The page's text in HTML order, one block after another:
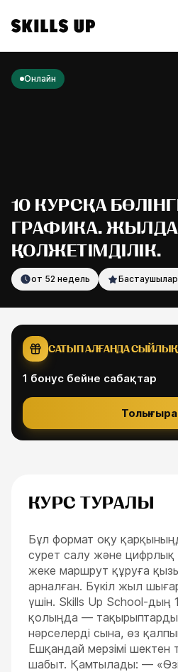
ESC
Онлайн
10 КУРСҚА
ГРАФИКА.
ҚОЛЖЕТІМДІЛІК.
от 52 недель Бастаушылар
САТЫП АЛҒАНДА
1 бонус бейне сабақтар
КУРС ТУРАЛЫ
Бұл формат оқу
сурет салу және цифрлық
жеке маршрут құруға
арналған. Бүкіл жыл
үшін. Skills Up School-дың
қолыңда —
нәрселерді сына, өз
Ешқандай мерзімі шектен
шабыт. Қамтылады: —